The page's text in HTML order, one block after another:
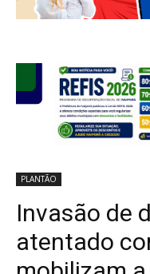
PLANTÃO
Invasão de
atentado